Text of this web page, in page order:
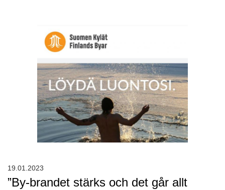
”By-brandet stärks och det går allt
19.01.2023